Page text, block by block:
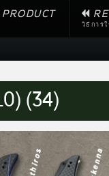
วิธีการ
(34)